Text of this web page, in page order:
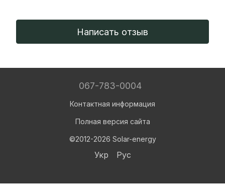
Написать отзыв
067-783-0004
Контактная информация
Полная версия сайта
©2012-2026 Solar-energy
Укр Рус